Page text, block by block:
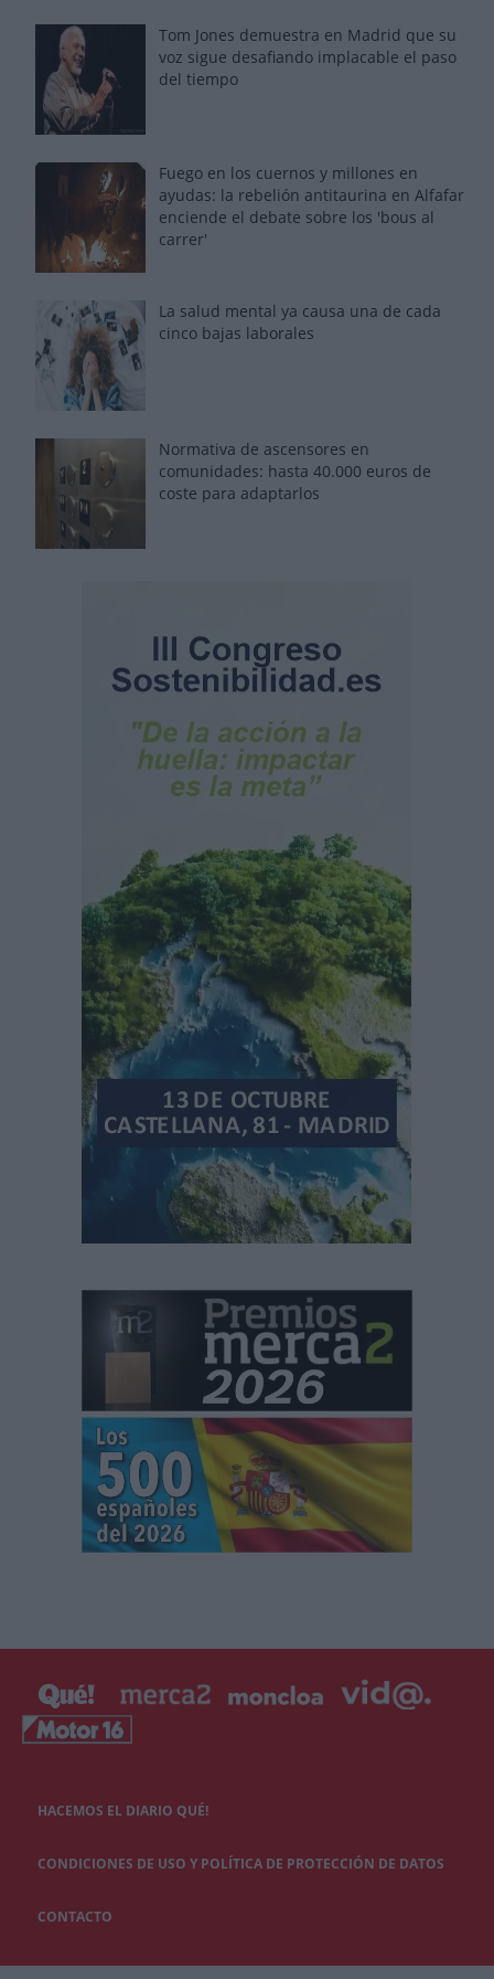
Tom Jones demuestra en Madrid que su
voz sigue desafiando implacable el paso
del tiempo
Fuego en los cuernos y millones en
ayudas: la rebelión antitaurina en Alfafar
enciende el debate sobre los 'bous al
carrer'
La salud mental ya causa una de cada
cinco bajas laborales
Normativa de ascensores en
comunidades: hasta 40.000 euros de
coste para adaptarlos
HACEMOS EL DIARIO QUÉ!
CONDICIONES DE USO Y POLÍTICA DE PROTECCIÓN DE DATOS
CONTACTO